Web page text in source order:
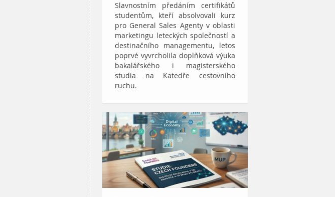
Slavnostním předáním certifikátů
studentům, kteří absolvovali kurz
pro General Sales Agenty v oblasti
marketingu leteckých společností a
destinačního managementu, letos
poprvé vyvrcholila doplňková výuka
bakalářského i magisterského
studia na Katedře cestovního
ruchu.